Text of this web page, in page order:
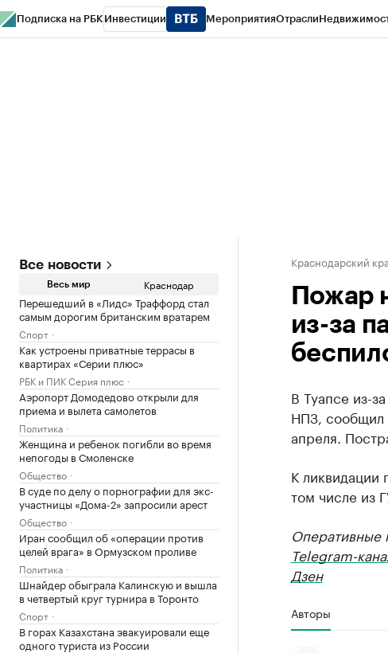
Подписка на РБК Инвестиции МероприятияОтрасли
Все новости
Весь мир Краснодар
Перешедший в «Лидс» Траффорд стал
самым дорогим британским вратарем
Спорт
Как устроены приватные террасы в
квартирах «Серии плюс»
РБК и ПИК Серия плюс
Аэропорт Домодедово открыли для
приема и вылета самолетов
Политика
Женщина и ребенок погибли во время
непогоды в Смоленске
Общество
В суде по делу о порнографии для экс-
участницы «Дома-2» запросили арест
Общество
Иран сообщил об «операции против
целей врага» в Ормузском проливе
Политика
Шнайдер обыграла Калинскую и вышла
в четвертый круг турнира в Торонто
Спорт
В горах Казахстана эвакуировали еще
одного туриста из России
Краснодарский
Пожар
из-за
В Туапсе из-
НПЗ, сообщил
апреля.
К ликвидации
том числе из
Оперативные
Telegram-
Дзен
Авторы